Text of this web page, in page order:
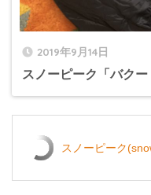
2019年9月14日
スノーピーク「バクー
スノーピーク